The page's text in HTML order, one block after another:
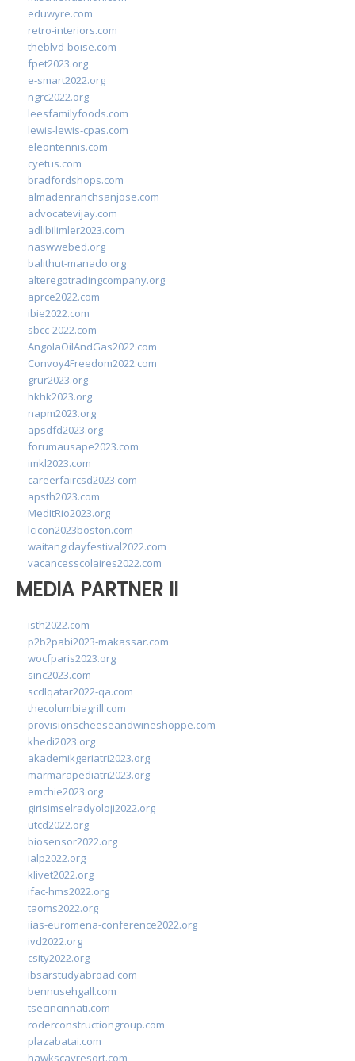
eduwyre.com
retro-interiors.com
theblvd-boise.com
fpet2023.org
e-smart2022.org
ngrc2022.org
leesfamilyfoods.com
lewis-lewis-cpas.com
eleontennis.com
cyetus.com
bradfordshops.com
almadenranchsanjose.com
advocatevijay.com
adlibilimler2023.com
naswwebed.org
balithut-manado.org
alteregotradingcompany.org
aprce2022.com
ibie2022.com
sbcc-2022.com
AngolaOilAndGas2022.com
Convoy4Freedom2022.com
grur2023.org
hkhk2023.org
napm2023.org
apsdfd2023.org
forumausape2023.com
imkl2023.com
careerfaircsd2023.com
apsth2023.com
MedItRio2023.org
lcicon2023boston.com
waitangidayfestival2022.com
vacancesscolaires2022.com
MEDIA PARTNER II
isth2022.com
p2b2pabi2023-makassar.com
wocfparis2023.org
sinc2023.com
scdlqatar2022-qa.com
thecolumbiagrill.com
provisionscheeseandwineshoppe.com
khedi2023.org
akademikgeriatri2023.org
marmarapediatri2023.org
emchie2023.org
girisimselradyoloji2022.org
utcd2022.org
biosensor2022.org
ialp2022.org
klivet2022.org
ifac-hms2022.org
taoms2022.org
iias-euromena-conference2022.org
ivd2022.org
csity2022.org
ibsarstudyabroad.com
bennusehgall.com
tsecincinnati.com
roderconstructiongroup.com
plazabatai.com
hawkscayresort.com